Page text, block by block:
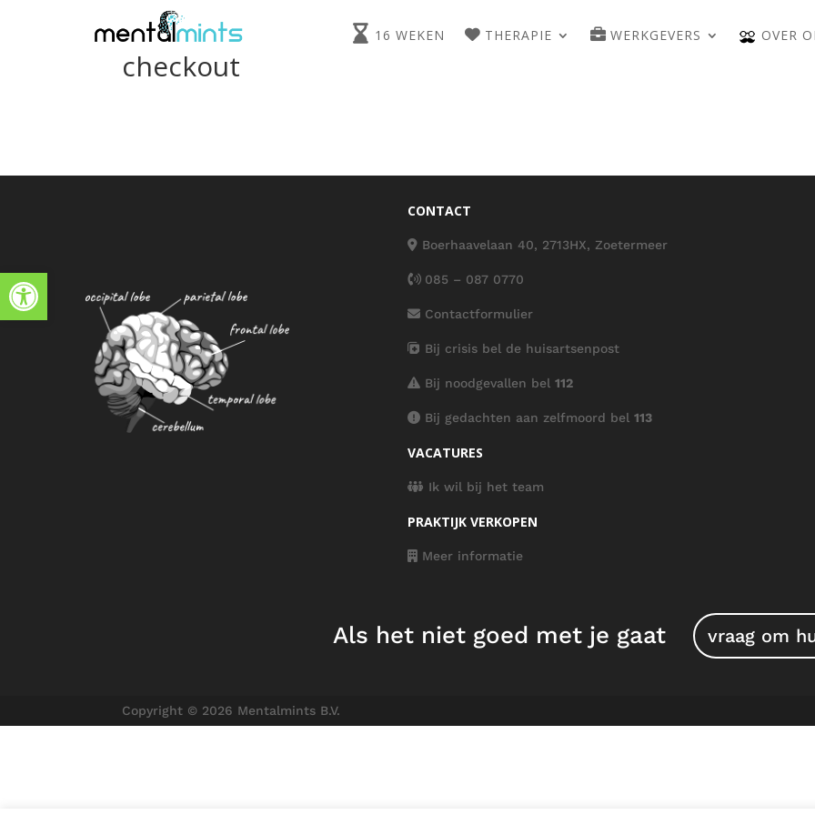
Toolbar openen
16 WEKEN THERAPIE WERKGEVERS OVER
checkout
CONTACT
Boerhaavelaan 40, 2713HX, Zoetermeer
085 – 087 0770
Contactformulier
Bij crisis bel de huisartsenpost
Bij noodgevallen bel 112
Bij gedachten aan zelfmoord bel 113
VACATURES
Ik wil bij het team
PRAKTIJK VERKOPEN
Meer informatie
Als het niet goed met je gaat vraag om
Copyright © 2026 Mentalmints B.V.